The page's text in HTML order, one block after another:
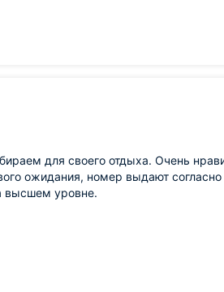
для своего отдыха. Очень
ожидания, номер выдают
высшем уровне.